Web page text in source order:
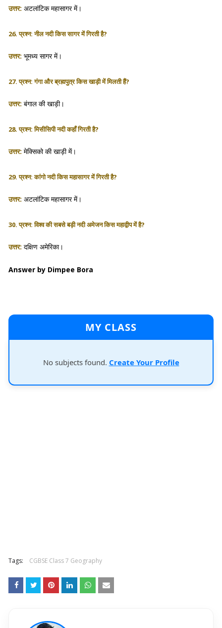
उत्तर: अटलांटिक महासागर में।
26. प्रश्न: नील नदी किस सागर में गिरती है?
उत्तर: भूमध्य सागर में।
27. प्रश्न: गंगा और ब्रह्मपुत्र किस खाड़ी में मिलती हैं?
उत्तर: बंगाल की खाड़ी।
28. प्रश्न: मिसीसिपी नदी कहाँ गिरती है?
उत्तर: मेक्सिको की खाड़ी में।
29. प्रश्न: कांगो नदी किस महासागर में गिरती है?
उत्तर: अटलांटिक महासागर में।
30. प्रश्न: विश्व की सबसे बड़ी नदी अमेजन किस महाद्वीप में है?
उत्तर: दक्षिण अमेरिका।
Answer by Dimpee Bora
MY CLASS
No subjects found. Create Your Profile
Tags: CGBSE Class 7 Geography